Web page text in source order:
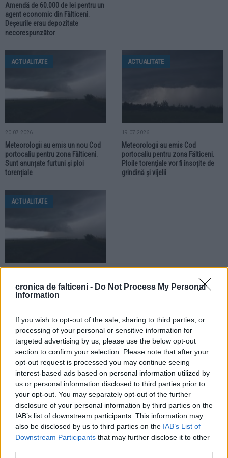
cronica de falticeni - Do Not Process My Personal
Information
If you wish to opt-out of the sale, sharing to third parties, or
processing of your personal or sensitive information for
targeted advertising by us, please use the below opt-out
section to confirm your selection. Please note that after your
opt-out request is processed you may continue seeing
interest-based ads based on personal information utilized by
us or personal information disclosed to third parties prior to
your opt-out. You may separately opt-out of the further
disclosure of your personal information by third parties on the
IAB’s list of downstream participants. This information may
also be disclosed by us to third parties on the IAB’s List of
Downstream Participants that may further disclose it to other
Amendă de 60.000 de lei pentru un
agent economic din Fălticeni.
Deșeurile erau depozitate
necorespunzător
ACTUALITATE
20.07.2026
Meteorologii au emis un nou Cod
portocaliu pentru zona Fălticeni.
Sunt anunțate furtuni și ploi
torențiale
ACTUALITATE
19.07.2026
Meteorologii au emis Cod
portocaliu pentru zona Fălticeni.
Ploile torențiale vor fi însoțite de
grindină și vijelii
ACTUALITATE
Meteorologii au emis două Coduri
galbene pentru zona Fălticeni. Sunt
ACTUALITATE
02.07.2026
Localitățile din zona Fălticeni se
află sub Cod portocaliu.
Meteorologii anunță ploi torențiale,
ACTUALITATE
29.06.2026
Meteorologii au prelungit Codul
roșu de caniculă. Sunt încă două
zile toride pentru localitățile din
zona Fălticeni